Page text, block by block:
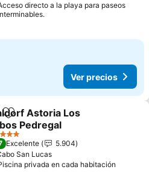
directo a la playa para paseos
Ver precios
Agregar a favoritos
Astoria Los
Pedregal
precios
Excelente
5.904
San Lucas
privada en cada habitación